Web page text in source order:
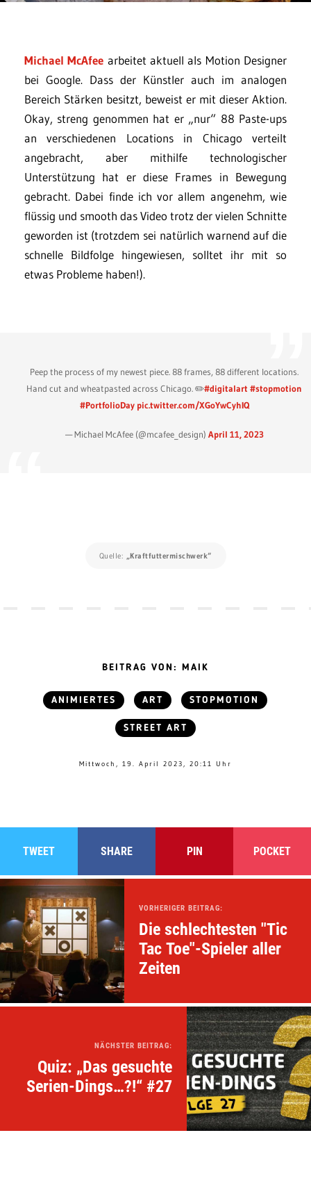
Michael McAfee arbeitet aktuell als Motion Designer
bei Google. Dass der Künstler auch im analogen
Bereich Stärken besitzt, beweist er mit dieser Aktion.
Okay, streng genommen hat er „nur“ 88 Paste-ups
an verschiedenen Locations in Chicago verteilt
angebracht, aber mithilfe technologischer
Unterstützung hat er diese Frames in Bewegung
gebracht. Dabei finde ich vor allem angenehm, wie
flüssig und smooth das Video trotz der vielen Schnitte
geworden ist (trotzdem sei natürlich warnend auf die
schnelle Bildfolge hingewiesen, solltet ihr mit so
etwas Probleme haben!).
Peep the process of my newest piece. 88 frames, 88 different locations.
Hand cut and wheatpasted across Chicago. ✏️#digitalart #stopmotion
#PortfolioDay pic.twitter.com/XGoYwCyhIQ
— Michael McAfee (@mcafee_design) April 11, 2023
Quelle: „Kraftfuttermischwerk“
BEITRAG VON: MAIK
ANIMIERTES ART STOPMOTION
STREET ART
Mittwoch, 19. April 2023, 20:11 Uhr
TWEET SHARE PIN POCKET
VORHERIGER BEITRAG:
Die schlechtesten "Tic
Tac Toe"-Spieler aller
Zeiten
NÄCHSTER BEITRAG:
Quiz: „Das gesuchte
Serien-Dings…?!“ #27